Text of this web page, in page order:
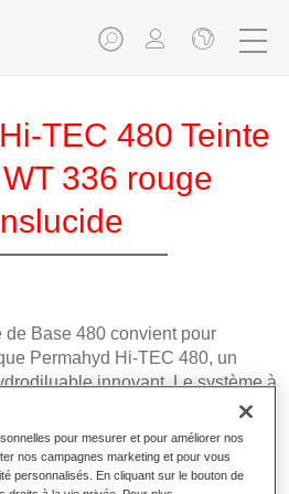
TEC 480 Teinte
336 rouge
de Base 480 convient pour
Permahyd Hi-TEC 480, un
innovant. Le système à
les teintes opaques et à effet
carrosserie de haute qualité
pour mesurer et pour améliorer nos
nos campagnes marketing et pour vous
personnalisés. En cliquant sur le bouton de